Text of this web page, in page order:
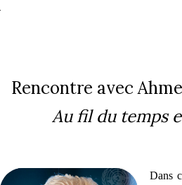
Rencontre avec
Au fil du temps
Dans